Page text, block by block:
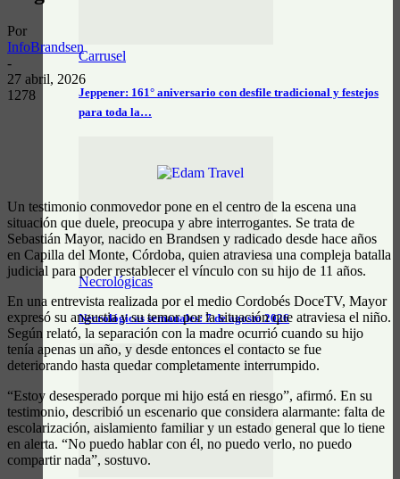
Carrusel
Jeppener: 161° aniversario con desfile tradicional y festejos
para toda la…
Necrológicas
Necrológicas semanales: 7 de agosto 2026
Por
InfoBrandsen
-
27 abril, 2026
1278
Un testimonio conmovedor pone en el centro de la escena una
situación que duele, preocupa y abre interrogantes. Se trata de
Sebastián Mayor, nacido en Brandsen y radicado desde hace años
en Capilla del Monte, Córdoba, quien atraviesa una compleja batalla
judicial para poder restablecer el vínculo con su hijo de 11 años.
En una entrevista realizada por el medio Cordobés DoceTV, Mayor
expresó su angustia y su temor por la situación que atraviesa el niño.
Según relató, la separación con la madre ocurrió cuando su hijo
tenía apenas un año, y desde entonces el contacto se fue
deteriorando hasta quedar completamente interrumpido.
“Estoy desesperado porque mi hijo está en riesgo”, afirmó. En su
testimonio, describió un escenario que considera alarmante: falta de
escolarización, aislamiento familiar y un estado general que lo tiene
en alerta. “No puedo hablar con él, no puedo verlo, no puedo
compartir nada”, sostuvo.